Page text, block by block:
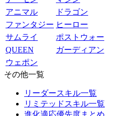
アニマル
ドラゴン
ファンタジー ヒーロー
サムライ
ポストウォー
QUEEN
ガーディアン
ウェポン
その他一覧
リーダースキル一覧
リミテッドスキル一覧
進化適応優先度まとめ